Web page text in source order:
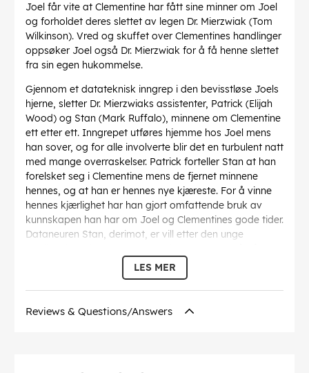
Joel får vite at Clementine har fått sine minner om Joel
og forholdet deres slettet av legen Dr. Mierzwiak (Tom
Wilkinson). Vred og skuffet over Clementines handlinger
oppsøker Joel også Dr. Mierzwiak for å få henne slettet
fra sin egen hukommelse.
Gjennom et datateknisk inngrep i den bevisstløse Joels
hjerne, sletter Dr. Mierzwiaks assistenter, Patrick (Elijah
Wood) og Stan (Mark Ruffalo), minnene om Clementine
ett etter ett. Inngrepet utføres hjemme hos Joel mens
han sover, og for alle involverte blir det en turbulent natt
med mange overraskelser. Patrick forteller Stan at han
forelsket seg i Clementine mens de fjernet minnene
hennes, og at han er hennes nye kjæreste. For å vinne
hennes kjærlighet har han gjort omfattende bruk av
kunnskapen han har om Joel og Clementines gode tider.
Dataneuren Stan, derimot, er vill etter den unge
Mary dukker opp i Joels leilighet, tar ting virkelig fart.
Snart er Joels seng overfylt av potetgull og ølbokser,
mens Stan og Mary koser seg.
I mellomtiden gjenopplever Joel alle minnene fra
LES MER
Reviews & Questions/Answers